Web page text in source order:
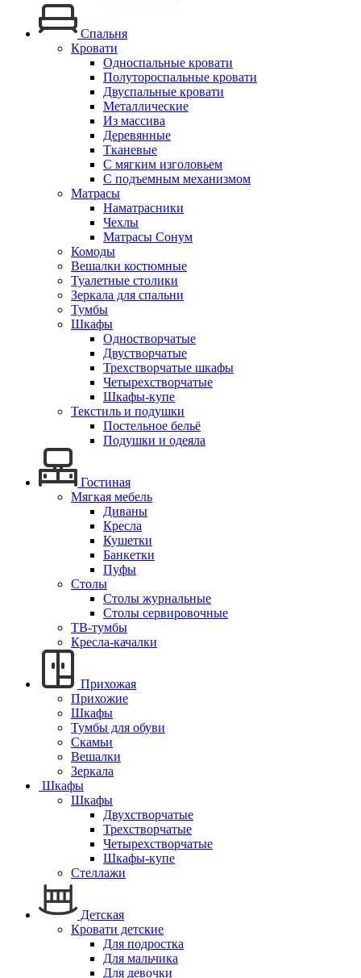
Спальня
Кровати
Односпальные кровати
Полутороспальные кровати
Двуспальные кровати
Металлические
Из массива
Деревянные
Тканевые
С мягким изголовьем
С подъемным механизмом
Матрасы
Наматрасники
Чехлы
Матрасы Сонум
Комоды
Вешалки костюмные
Туалетные столики
Зеркала для спальни
Тумбы
Шкафы
Одностворчатые
Двустворчатые
Трехстворчатые шкафы
Четырехстворчатые
Шкафы-купе
Текстиль и подушки
Постельное бельё
Подушки и одеяла
Гостиная
Мягкая мебель
Диваны
Кресла
Кушетки
Банкетки
Пуфы
Столы
Столы журнальные
Столы сервировочные
ТВ-тумбы
Кресла-качалки
Прихожая
Прихожие
Шкафы
Тумбы для обуви
Скамьи
Вешалки
Зеркала
Шкафы
Шкафы
Двухстворчатые
Трехстворчатые
Четырехстворчатые
Шкафы-купе
Стеллажи
Детская
Кровати детские
Для подростка
Для мальчика
Для девочки